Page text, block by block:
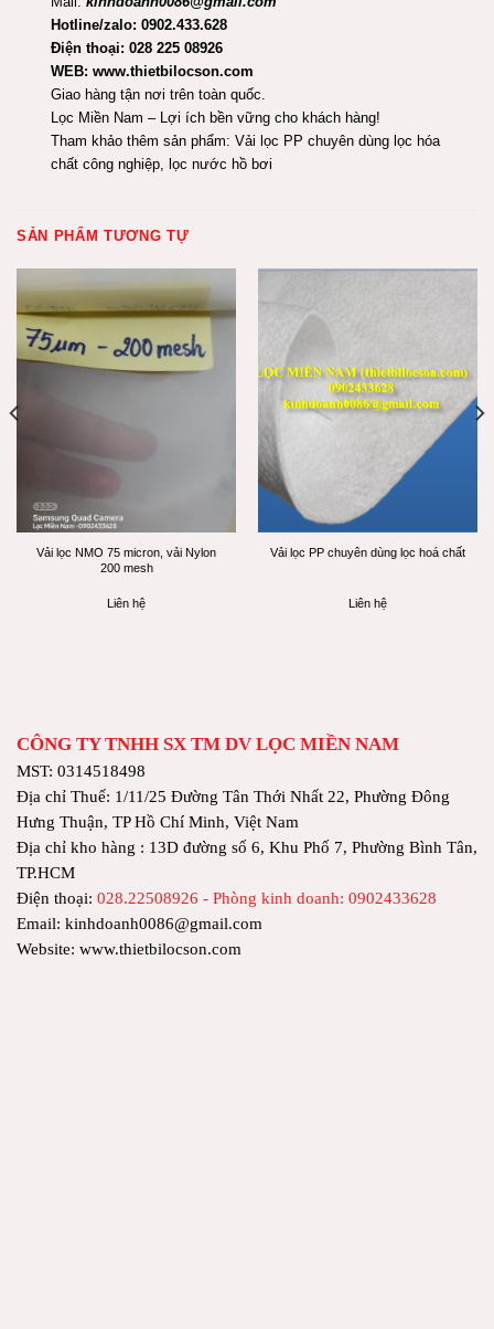
Hotline/zalo: 0902.433.628
Điện thoại: 028 225 08926
WEB: www.thietbilocson.com
Giao hàng tận nơi trên toàn quốc.
Lọc Miền Nam – Lợi ích bền vững cho khách hàng!
Tham khảo thêm sản phẩm: Vải lọc PP chuyên dùng lọc hóa
chất công nghiệp, lọc nước hồ bơi
SẢN PHẨM TƯƠNG TỰ
Vải lọc NMO 75 micron, vải Nylon
200 mesh
Liên hệ
Vải lọc PP chuyên dùng lọc hoá chất
Liên hệ
CÔNG TY TNHH SX TM DV LỌC MIỀN NAM
MST: 0314518498
Địa chỉ Thuế: 1/11/25 Đường Tân Thới Nhất 22, Phường Đông
Hưng Thuận, TP Hồ Chí Minh, Việt Nam
Địa chỉ kho hàng : 13D đường số 6, Khu Phố 7, Phường Bình Tân,
TP.HCM
Điện thoại: 028.22508926 - Phòng kinh doanh: 0902433628
Email: kinhdoanh0086@gmail.com
Website: www.thietbilocson.com